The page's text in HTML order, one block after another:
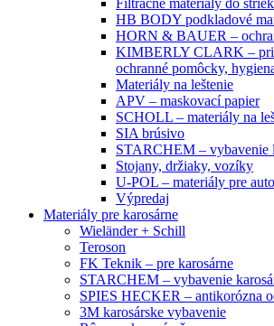
Filtračné materiály do
HB BODY podkladové
HORN & BAUER –
KIMBERLY CLARK –
ochranné pomôcky,
Materiály na leštenie
APV – maskovací papier
SCHOLL – materiály na
SIA brúsivo
STARCHEM – vybavenie
Stojany, držiaky, vozíky
U-POL – materiály pre
Výpredaj
Materiály pre karosárne
Wieländer + Schill
Teroson
FK Teknik – pre karosárne
STARCHEM – vybavenie
SPIES HECKER – antikorózna
3M karosárske vybavenie